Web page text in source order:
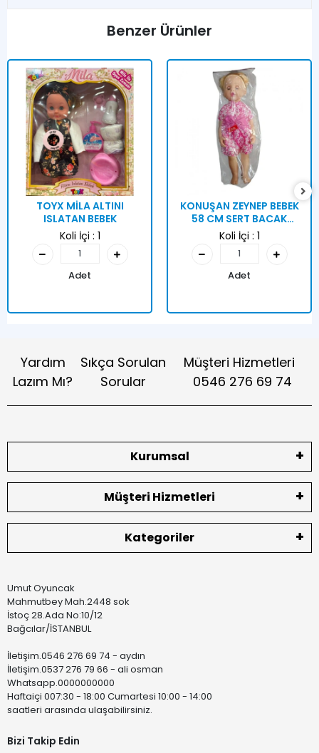
Benzer Ürünler
TOYX MİLA ALTINI
ISLATAN BEBEK
Koli İçi : 1
Adet
KONUŞAN ZEYNEP BEBEK
58 CM SERT BACAK
KUTULU
Koli İçi : 1
Adet
Yardım
Lazım Mı?
Sıkça Sorulan
Sorular
Müşteri Hizmetleri
0546 276 69 74
Kurumsal
Müşteri Hizmetleri
Kategoriler
Umut Oyuncak
Mahmutbey Mah.2448 sok
İstoç 28.Ada No:10/12
Bağcılar/İSTANBUL
İletişim.0546 276 69 74 - aydın
İletişim.0537 276 79 66 - ali osman
Whatsapp.0000000000
Haftaiçi 007:30 - 18:00 Cumartesi 10:00 - 14:00
saatleri arasında ulaşabilirsiniz.
Bizi Takip Edin